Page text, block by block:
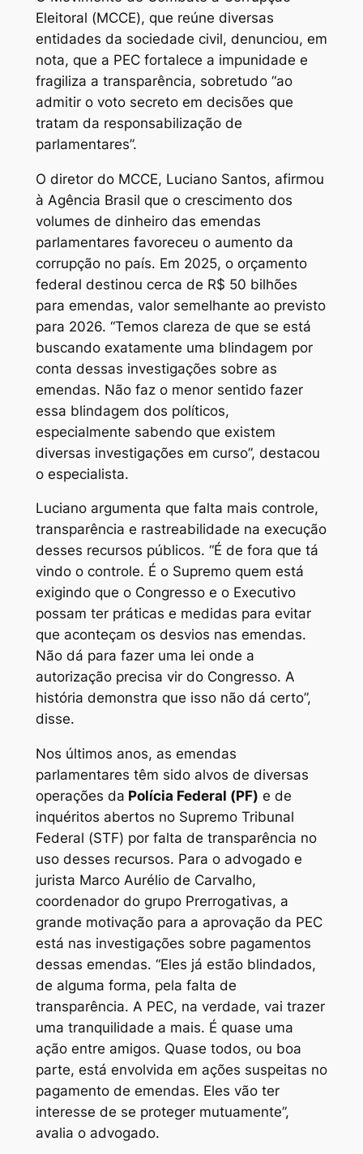
Eleitoral (MCCE), que reúne diversas
entidades da sociedade civil, denunciou, em
nota, que a PEC fortalece a impunidade e
fragiliza a transparência, sobretudo “ao
admitir o voto secreto em decisões que
tratam da responsabilização de
parlamentares”.
O diretor do MCCE, Luciano Santos, afirmou
à Agência Brasil que o crescimento dos
volumes de dinheiro das emendas
parlamentares favoreceu o aumento da
corrupção no país. Em 2025, o orçamento
federal destinou cerca de R$ 50 bilhões
para emendas, valor semelhante ao previsto
para 2026. “Temos clareza de que se está
buscando exatamente uma blindagem por
conta dessas investigações sobre as
emendas. Não faz o menor sentido fazer
essa blindagem dos políticos,
especialmente sabendo que existem
diversas investigações em curso”, destacou
o especialista.
Luciano argumenta que falta mais controle,
transparência e rastreabilidade na execução
desses recursos públicos. “É de fora que tá
vindo o controle. É o Supremo quem está
exigindo que o Congresso e o Executivo
possam ter práticas e medidas para evitar
que aconteçam os desvios nas emendas.
Não dá para fazer uma lei onde a
autorização precisa vir do Congresso. A
história demonstra que isso não dá certo”,
disse.
Nos últimos anos, as emendas
parlamentares têm sido alvos de diversas
operações da Polícia Federal (PF) e de
inquéritos abertos no Supremo Tribunal
Federal (STF) por falta de transparência no
uso desses recursos. Para o advogado e
jurista Marco Aurélio de Carvalho,
coordenador do grupo Prerrogativas, a
grande motivação para a aprovação da PEC
está nas investigações sobre pagamentos
dessas emendas. “Eles já estão blindados,
de alguma forma, pela falta de
transparência. A PEC, na verdade, vai trazer
uma tranquilidade a mais. É quase uma
ação entre amigos. Quase todos, ou boa
parte, está envolvida em ações suspeitas no
pagamento de emendas. Eles vão ter
interesse de se proteger mutuamente”,
avalia o advogado.